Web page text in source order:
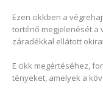
Ezen cikkben a
történő megjelenését a
záradékkal ellátott
E cikk megértéséhez,
tényeket, amelyek a